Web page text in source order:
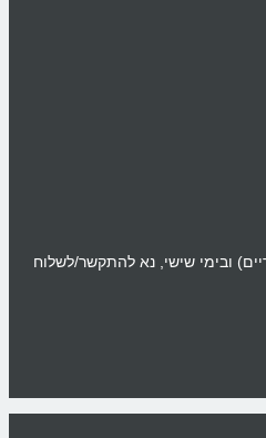
ובימי שישי, נא להתקשר/לשלוח